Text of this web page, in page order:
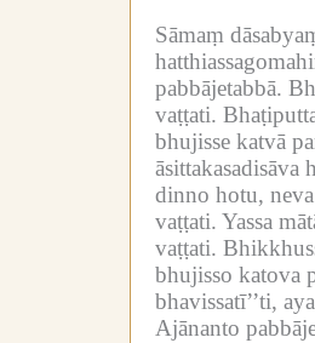
Sāmaṃ
pabbājetabbā.
vaṭṭati.
bhujisse katvā
āsittakasadisāva
dinno hotu, neva
vaṭṭati. Yassa
vaṭṭati.
bhujisso katova
bhavissatī’’ti,
Ajānanto